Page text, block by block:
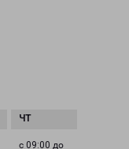
с 09:00 до